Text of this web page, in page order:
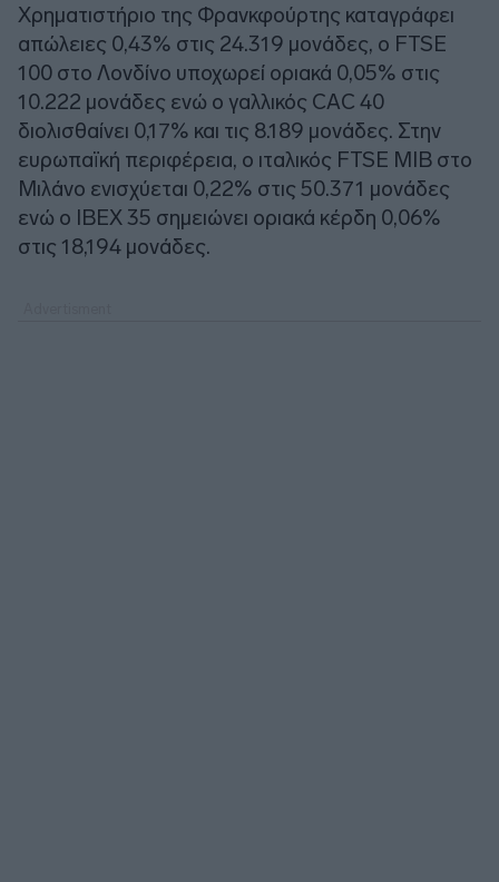
Χρηματιστήριο της Φρανκφούρτης καταγράφει
απώλειες 0,43% στις 24.319 μονάδες, ο FTSE
100 στο Λονδίνο υποχωρεί οριακά 0,05% στις
10.222 μονάδες ενώ ο γαλλικός CAC 40
διολισθαίνει 0,17% και τις 8.189 μονάδες. Στην
ευρωπαϊκή περιφέρεια, ο ιταλικός FTSE MIB στο
Μιλάνο ενισχύεται 0,22% στις 50.371 μονάδες
ενώ ο IBEX 35 σημειώνει οριακά κέρδη 0,06%
στις 18,194 μονάδες.